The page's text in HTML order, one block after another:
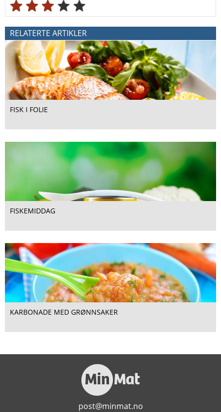
RELATERTE ARTIKLER
FISK I FOLIE
FISKEMIDDAG
KARBONADE MED GRØNNSAKER
post@minmat.no